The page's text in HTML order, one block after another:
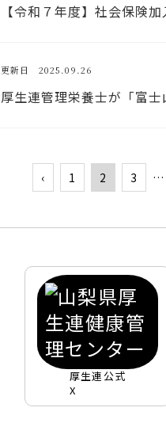
【令和７年度】社会保険
更新日 2025.09.26
厚生連管理栄養士が「富
‹ 1 2 3 …
厚生連公式
X